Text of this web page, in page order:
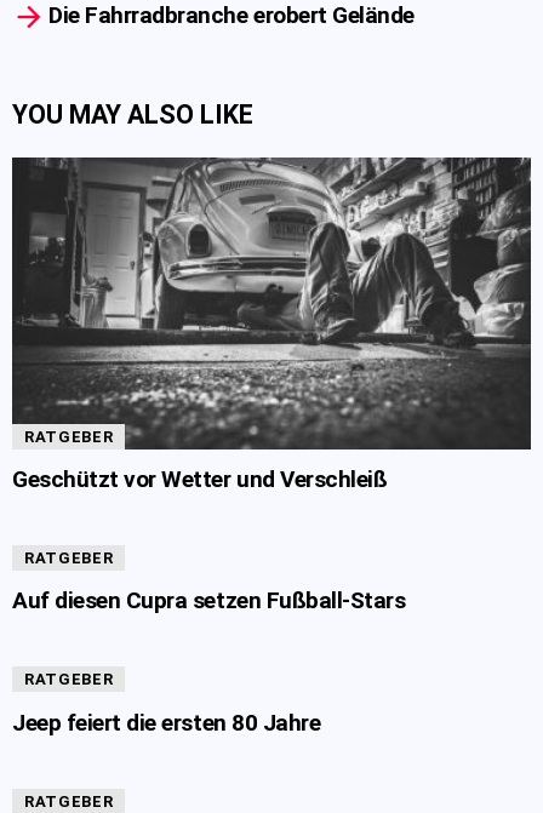
Die Fahrradbranche erobert Gelände
YOU MAY ALSO LIKE
RATGEBER
Geschützt vor Wetter und Verschleiß
RATGEBER
Auf diesen Cupra setzen Fußball-Stars
RATGEBER
Jeep feiert die ersten 80 Jahre
RATGEBER